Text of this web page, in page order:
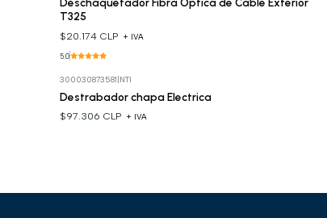
Deschaquetador Fibra Óptica de Cable Exterior
T325
$20.174 CLP + IVA
5.0
300030873581 NTI
Destrabador chapa Electrica
$97.306 CLP + IVA